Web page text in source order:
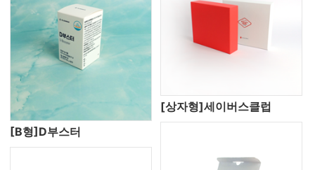
[B형]D부스터
[상자형]세이버스클럽